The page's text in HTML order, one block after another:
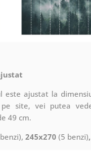
ajustat la
site, vei putea
49 cm.
245x270 (5 benzi)